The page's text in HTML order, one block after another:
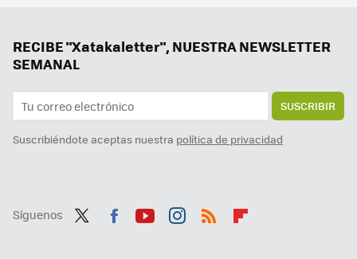
RECIBE "Xatakaletter", NUESTRA NEWSLETTER
SEMANAL
SUSCRIBIR
Suscribiéndote aceptas nuestra política de privacidad
Síguenos